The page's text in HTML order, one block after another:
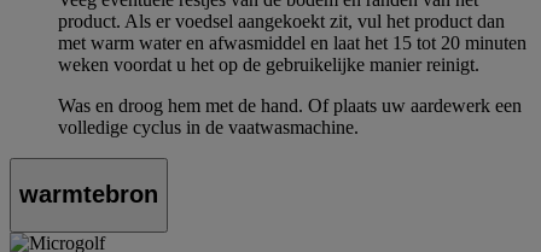
product. Als er voedsel aangekoekt zit, vul het product dan
met warm water en afwasmiddel en laat het 15 tot 20 minuten
weken voordat u het op de gebruikelijke manier reinigt.
Was en droog hem met de hand. Of plaats uw aardewerk een
volledige cyclus in de vaatwasmachine.
warmtebron